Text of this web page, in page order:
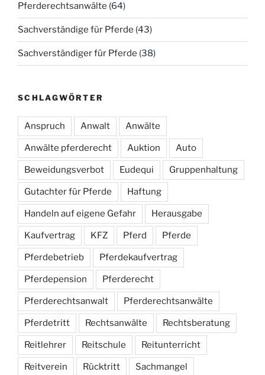
Pferderechtsanwälte (64)
Sachverständige für Pferde (43)
Sachverständiger für Pferde (38)
SCHLAGWÖRTER
Anspruch Anwalt Anwälte
Anwälte pferderecht Auktion Auto
Beweidungsverbot Eudequi Gruppenhaltung
Gutachter für Pferde Haftung
Handeln auf eigene Gefahr Herausgabe
Kaufvertrag KFZ Pferd Pferde
Pferdebetrieb Pferdekaufvertrag
Pferdepension Pferderecht
Pferderechtsanwalt Pferderechtsanwälte
Pferdetritt Rechtsanwälte Rechtsberatung
Reitlehrer Reitschule Reitunterricht
Reitverein Rücktritt Sachmangel